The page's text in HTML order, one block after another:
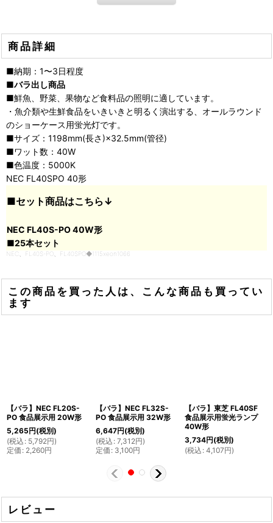
商品詳細
■納期：1〜3日程度
■バラ出し商品
■鮮魚、野菜、果物など食料品の照明に適しています。
・魚介類や生鮮食品をいきいきと明るく演出する、オールラウンド
のショーケース用蛍光灯です。
■サイズ：1198mm(長さ)×32.5mm(管径)
■ワット数：40W
■色温度：5000K
NEC FL40SPO 40形
■セット商品はこちら↓
NEC FL40S-PO 40W形
■25本セット
NEC、FL40S-PO、FL40SPO◆1115xeon1066
この商品を買った人は、こんな商品も買ってい
ます
【バラ】NEC FL20S-
PO 食品展示用 20W形
5,265円(税別)
(税込 : 5,792円)
定価 : 2,260円
【バラ】NEC FL32S-
PO 食品展示用 32W形
6,647円(税別)
(税込 : 7,312円)
定価 : 3,100円
【バラ】東芝 FL40SF
食品展示用蛍光ランプ
40W形
3,734円(税別)
(税込 : 4,107円)
レビュー